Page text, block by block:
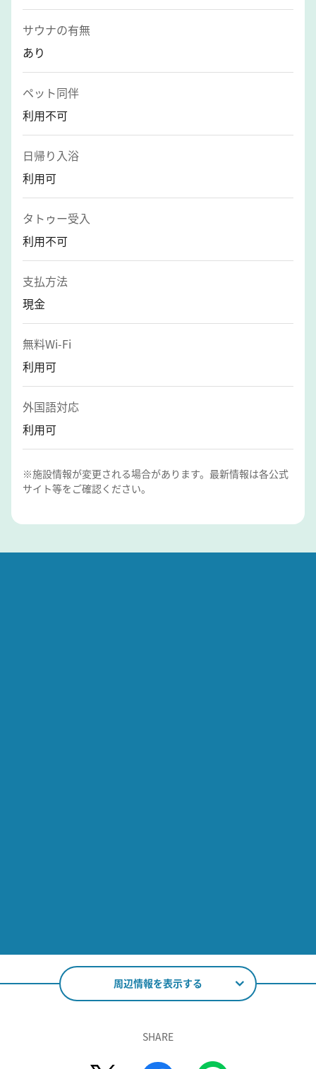
サウナの有無
あり
ペット同伴
利用不可
日帰り入浴
利用可
タトゥー受入
利用不可
支払方法
現金
無料Wi-Fi
利用可
外国語対応
利用可
※施設情報が変更される場合があります。最新情報は各公式
サイト等をご確認ください。
周辺情報を表示する
SHARE